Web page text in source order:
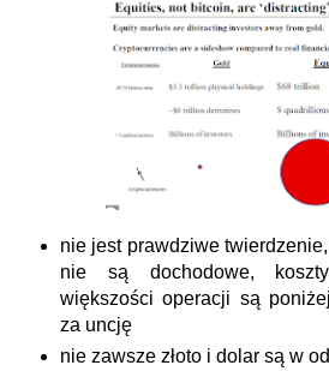
nie jest prawdziwe
nie są dochodowe,
większości operacji są
za uncję
nie zawsze złoto i dolar są w